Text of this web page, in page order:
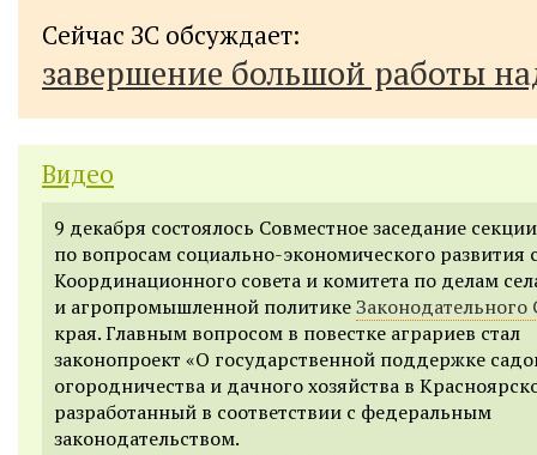
Сейчас ЗС обсуждает:
завершение большой работы
Видео
9 декабря состоялось Совместное заседание секции
по вопросам социально-экономического развития
Координационного совета и комитета по делам
и агропромышленной политикеЗаконодательного
края. Главным вопросом в повестке аграриев стал
законопроект «О государственной поддержке
огородничества и дачного хозяйства в
разработанный в соответствии с федеральным
законодательством.